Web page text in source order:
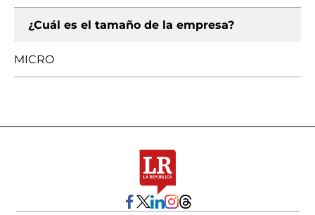
¿Cuál es el tamaño de la empresa?
MICRO